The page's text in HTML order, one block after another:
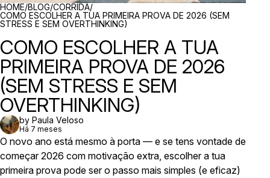
BREADCRUMBS
HOME/BLOG/CORRIDA/
COMO ESCOLHER A TUA PRIMEIRA PROVA DE 2026 (SEM
STRESS E SEM OVERTHINKING)
COMO ESCOLHER A TUA
PRIMEIRA PROVA DE 2026
(SEM STRESS E SEM
OVERTHINKING)
by Paula Veloso
Há 7 meses
O novo ano está mesmo à porta — e se tens vontade de
começar 2026 com motivação extra, escolher a tua
primeira prova pode ser o passo mais simples (e eficaz)